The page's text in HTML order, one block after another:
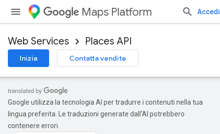
Maps Platform Accedi
Web Services Places API
Inizia Contatta vendite
Google utilizza la tecnologia AI per tradurre i contenuti nella tua
lingua preferita. Le traduzioni generate dall'AI potrebbero
contenere errori.